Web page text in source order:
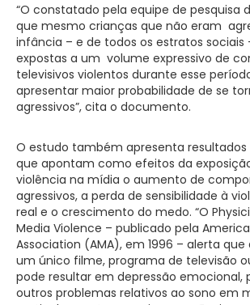
“O constatado pela equipe de pesquisa
que mesmo crianças que não eram
infância – e de todos os estratos sociais
expostas a um volume expressivo de
televisivos violentos durante esse
apresentar maior probabilidade de se
agressivos”, cita o documento.
O estudo também apresenta resultados
que apontam como efeitos da
violência na mídia o aumento de
agressivos, a perda de sensibilidade à
real e o crescimento do medo. “O
Media Violence – publicado pela
Association (AMA), em 1996 – alerta que
um único filme, programa de televisão
pode resultar em depressão emocional,
outros problemas relativos ao sono em